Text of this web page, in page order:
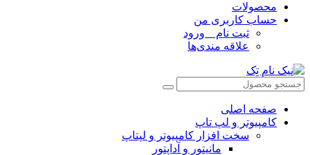
محصولات
حساب کاربری من
ثبت نام _ ورود
علاقه مندی‌ها
صفحه اصلی
کامپیوتر و‌‌‌‌‌ لپ تاپ
سخت افزار کامپیوتر و لپتاپ
مانیتور و آداپتور